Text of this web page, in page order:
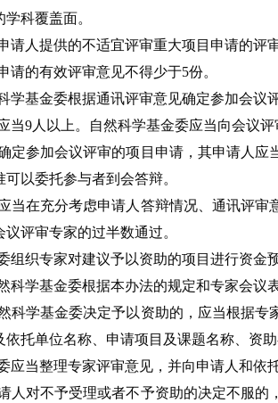
科覆盖面。
请人提供的不适宜评审重大项目申请的评
请的有效评审意见不得少于5份。
学基金委根据通讯评审意见确定参加会议
当9人以上。自然科学基金委应当向会议
定参加会议评审的项目申请，其申请人
以委托参与者到会答辩。
当在充分考虑申请人答辩情况、通讯评
评审专家的过半数通过。
组织专家对建议予以资助的项目进行资金
科学基金委根据本办法的规定和专家会议
科学基金委决定予以资助的，应当根据
依托单位名称、申请项目及课题名称、资
应当整理专家评审意见，并向申请人和依
人对不予受理或者不予资助的决定不服